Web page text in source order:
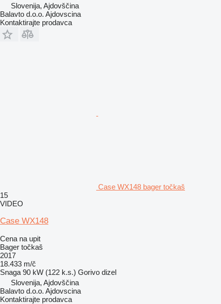
Slovenija, Ajdovščina
Balavto d.o.o. Ajdovscina
Kontaktirajte prodavca
Case WX148 bager točkaš
15
VIDEO
Case WX148
Cena na upit
Bager točkaš
2017
18.433 m/č
Snaga 90 kW (122 k.s.) Gorivo dizel
Slovenija, Ajdovščina
Balavto d.o.o. Ajdovscina
Kontaktirajte prodavca